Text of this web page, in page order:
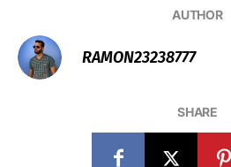
AUTHOR
RAMON23238777
SHARE